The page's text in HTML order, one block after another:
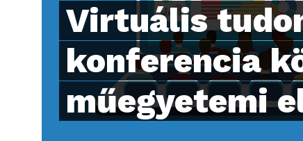
Virtuális
konferencia
műegyetemi